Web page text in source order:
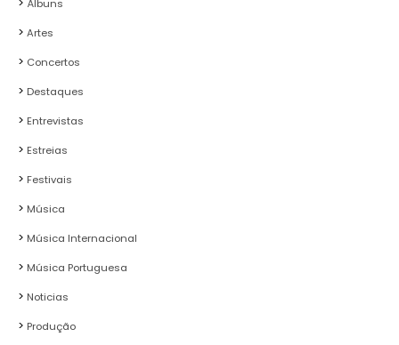
Álbuns
Artes
Concertos
Destaques
Entrevistas
Estreias
Festivais
Música
Música Internacional
Música Portuguesa
Noticias
Produção